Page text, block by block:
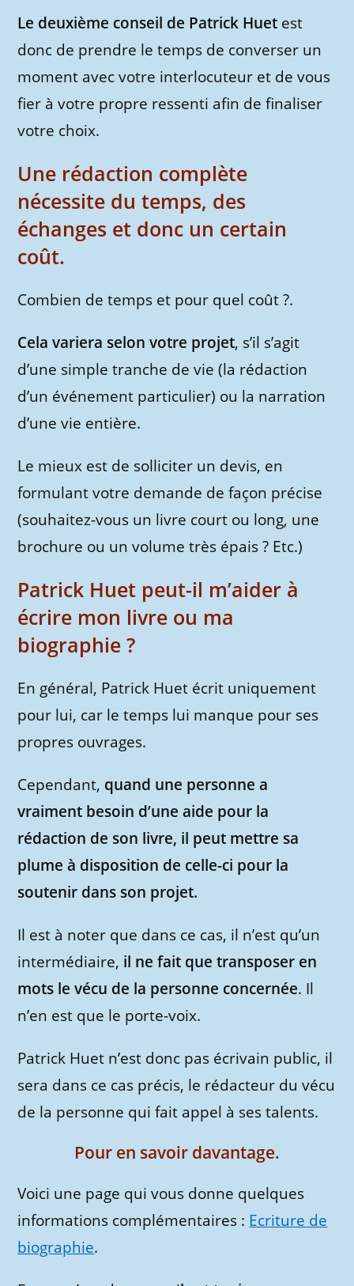
Le deuxième conseil de Patrick Huet est
donc de prendre le temps de converser un
moment avec votre interlocuteur et de vous
fier à votre propre ressenti afin de finaliser
votre choix.
Une rédaction complète
nécessite du temps, des
échanges et donc un certain
coût.
Combien de temps et pour quel coût ?.
Cela variera selon votre projet, s’il s’agit
d’une simple tranche de vie (la rédaction
d’un événement particulier) ou la narration
d’une vie entière.
Le mieux est de solliciter un devis, en
formulant votre demande de façon précise
(souhaitez-vous un livre court ou long, une
brochure ou un volume très épais ? Etc.)
Patrick Huet peut-il m’aider à
écrire mon livre ou ma
biographie ?
En général, Patrick Huet écrit uniquement
pour lui, car le temps lui manque pour ses
propres ouvrages.
Cependant, quand une personne a
vraiment besoin d’une aide pour la
rédaction de son livre, il peut mettre sa
plume à disposition de celle-ci pour la
soutenir dans son projet.
Il est à noter que dans ce cas, il n’est qu’un
intermédiaire, il ne fait que transposer en
mots le vécu de la personne concernée. Il
n’en est que le porte-voix.
Patrick Huet n’est donc pas écrivain public, il
sera dans ce cas précis, le rédacteur du vécu
de la personne qui fait appel à ses talents.
Pour en savoir davantage.
Voici une page qui vous donne quelques
informations complémentaires : Ecriture de
biographie.